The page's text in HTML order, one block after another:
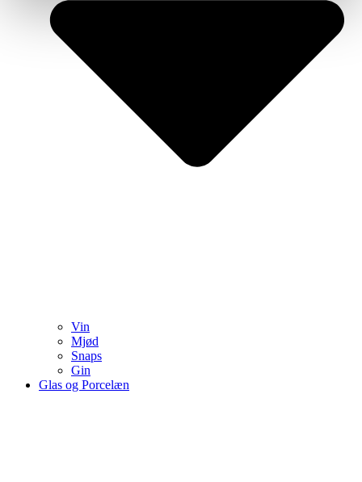
Vin
Mjød
Snaps
Gin
Glas og Porcelæn